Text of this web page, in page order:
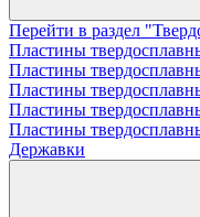
Перейти в раздел
Пластины
Пластины
Пластины
Пластины
Пластины
Державки